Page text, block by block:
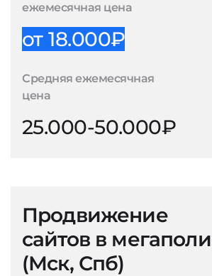
ежемесячная цена
от 18.000₽
Средняя ежемесячная
цена
25.000-50.000₽
Продвижение
сайтов в
(Мск, Спб)